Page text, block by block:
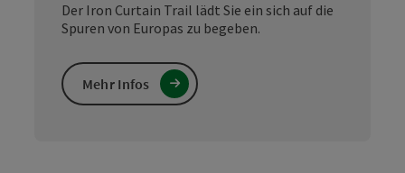
Der Iron Curtain Trail lädt Sie ein sich auf die
Spuren von Europas zu begeben.
Mehr Infos